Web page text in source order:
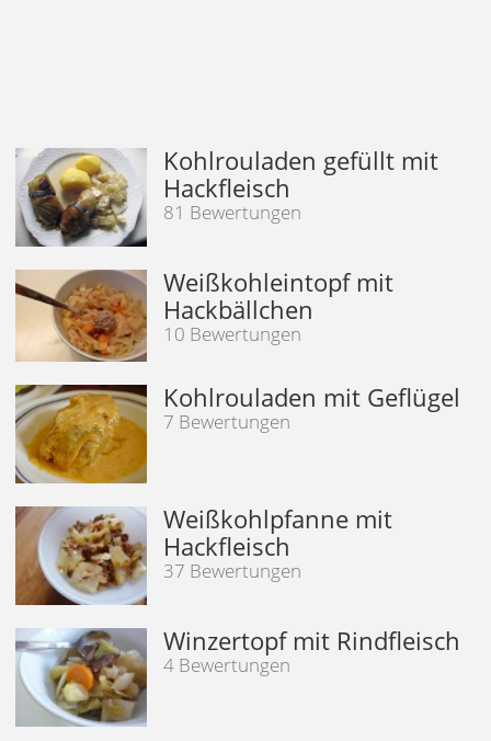
Kohlrouladen gefüllt mit
Hackfleisch
81 Bewertungen
Weißkohleintopf mit
Hackbällchen
10 Bewertungen
Kohlrouladen mit Geflügel
7 Bewertungen
Weißkohlpfanne mit
Hackfleisch
37 Bewertungen
Winzertopf mit Rindfleisch
4 Bewertungen